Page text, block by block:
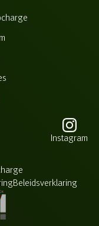
Instagram
Beleidsverklaring